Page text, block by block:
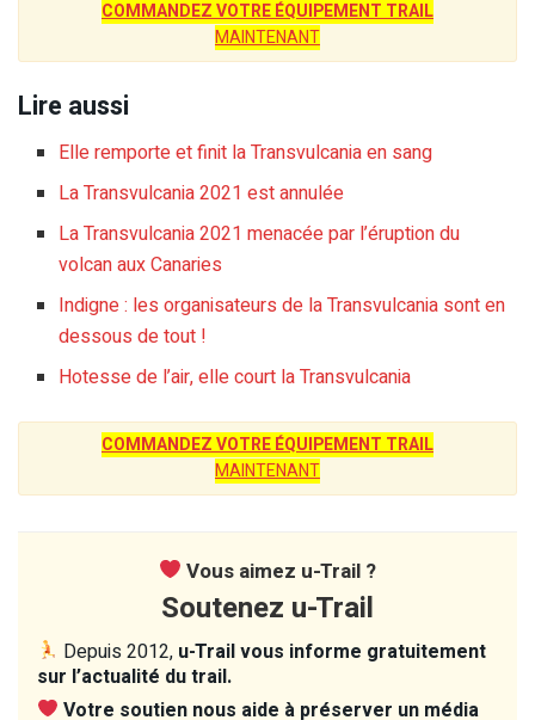
COMMANDEZ VOTRE ÉQUIPEMENT TRAIL
MAINTENANT
Lire aussi
Elle remporte et finit la Transvulcania en sang
La Transvulcania 2021 est annulée
La Transvulcania 2021 menacée par l’éruption du
volcan aux Canaries
Indigne : les organisateurs de la Transvulcania sont en
dessous de tout !
Hotesse de l’air, elle court la Transvulcania
COMMANDEZ VOTRE ÉQUIPEMENT TRAIL
MAINTENANT
Vous aimez u-Trail ?
Soutenez u-Trail
Depuis 2012, u-Trail vous informe gratuitement
sur l’actualité du trail.
Votre soutien nous aide à préserver un média